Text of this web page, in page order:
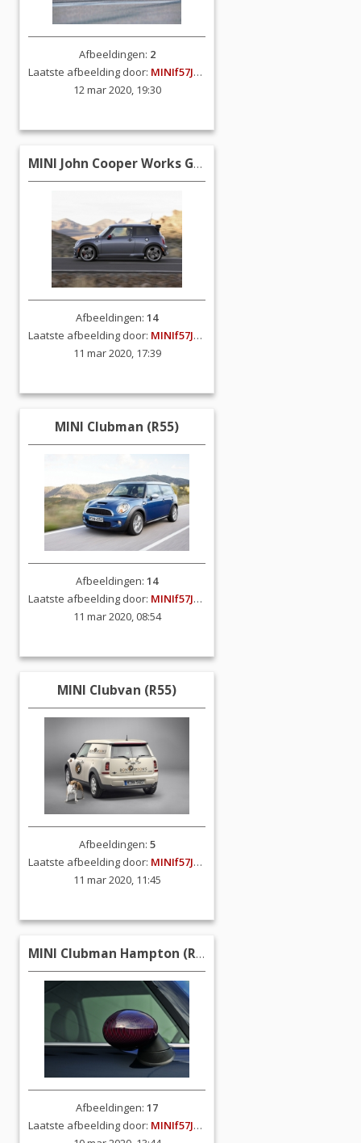
Afbeeldingen: 2
Laatste afbeelding door: MINIf57JCW
12 mar 2020, 19:30
MINI John Cooper Works GP (R53)
Afbeeldingen: 14
Laatste afbeelding door: MINIf57JCW
11 mar 2020, 17:39
MINI Clubman (R55)
Afbeeldingen: 14
Laatste afbeelding door: MINIf57JCW
11 mar 2020, 08:54
MINI Clubvan (R55)
Afbeeldingen: 5
Laatste afbeelding door: MINIf57JCW
11 mar 2020, 11:45
MINI Clubman Hampton (R55)
Afbeeldingen: 17
Laatste afbeelding door: MINIf57JCW